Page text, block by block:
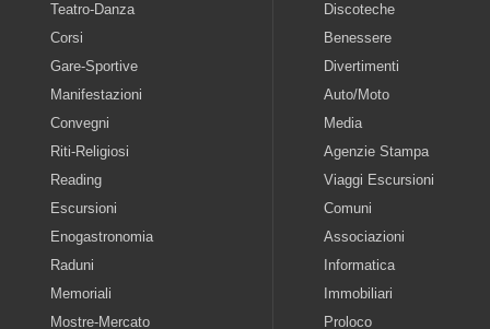
Teatro-Danza
Corsi
Gare-Sportive
Manifestazioni
Convegni
Riti-Religiosi
Reading
Escursioni
Enogastronomia
Raduni
Memoriali
Mostre-Mercato
Discoteche
Benessere
Divertimenti
Auto/Moto
Media
Agenzie Stampa
Viaggi Escursioni
Comuni
Associazioni
Informatica
Immobiliari
Proloco